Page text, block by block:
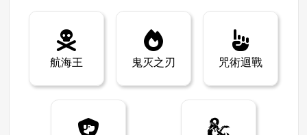
结论：为什么淑娜不能碰板多里雄二 综上所述，以下是硕
纳不能接触裕二的原因： 诅咒契约限制：淑乃使用裕二的
身体作为容器，但他并不能完全控制裕二。 裕二的新能
这对苏库纳构成了威胁。 害怕灵魂攻击：虞姬显示出了与
这让他不得不小心谨慎。 淑娜和裕二之间的关系绝不仅仅
会回旋，故事可能会回到起点。诅咒的旋转性质可能象征
着诅咒永远不会被真正打破，会延续到下一代或引发新的
战斗。 结束与开始的循环 正如标题 “柔术启示录 “所暗示
的那样，诅咒会不断循环。随着故事接近尾声，诅咒是会
来，而是意味着梦境和现实的融合，故事将开始下一个循
航海王 鬼灭之刃 咒術迴戰